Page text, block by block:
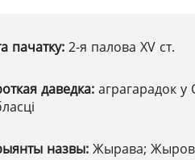
пачатку: 2-я палова XV ст.
даведка: аграгарадок у
назвы: Жырава;